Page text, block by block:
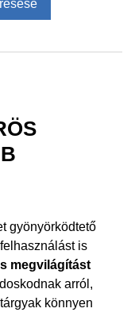
gyönyörködtető
is
megvilágítást
arról,
könnyen